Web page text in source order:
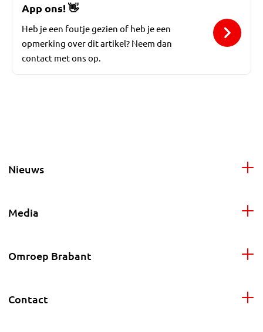
App ons! 👋
Heb je een foutje gezien of heb je een
opmerking over dit artikel? Neem dan
contact met ons op.
Nieuws
Media
Omroep Brabant
Contact